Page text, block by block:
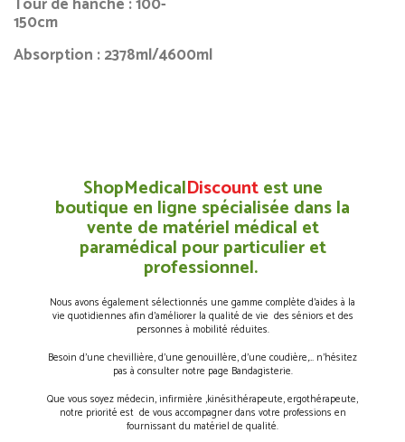
150cm
Absorption : 2378ml/4600ml
ShopMedicalDiscountest une
boutique en ligne spécialisée dans la
vente de matériel médical et
paramédical pour particulier et
professionnel.
Nous avons également sélectionnés une gamme complète d’aides à la
vie quotidiennes afin d’améliorer la qualité de vie des séniors et des
personnes à mobilité réduites.
Besoin d’une chevillière, d’une genouillère, d’une coudière,… n’hésitez
pas à consulter notre page Bandagisterie.
Que vous soyez médecin, infirmière ,kinésithérapeute, ergothérapeute,
notre priorité est de vous accompagner dans votre professions en
fournissant du matériel de qualité.